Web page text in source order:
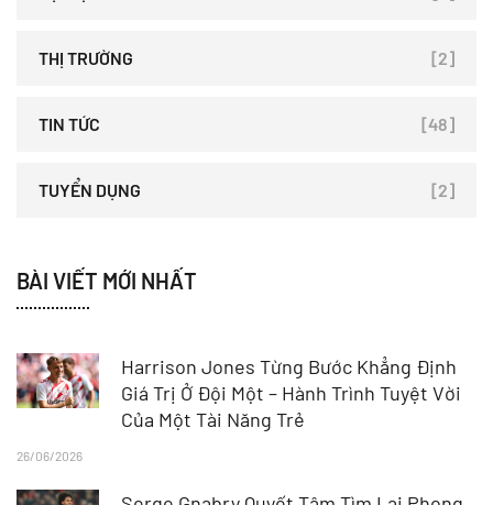
THỊ TRƯỜNG [2]
TIN TỨC [48]
TUYỂN DỤNG [2]
BÀI VIẾT MỚI NHẤT
Harrison Jones Từng Bước Khẳng Định
Giá Trị Ở Đội Một – Hành Trình Tuyệt Vời
Của Một Tài Năng Trẻ
26/06/2026